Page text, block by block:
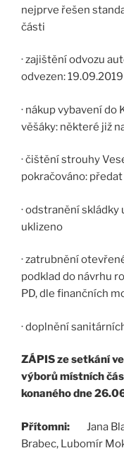
nejprve řešen
části
· zajištění odvozu
odvezen: 19.09.2019
· nákup vybavení do
věšáky: některé již
· čištění strouhy
pokračováno:
· odstranění skládky
uklizeno
· zatrubnění
podklad do návrhu
PD, dle finančních
· doplnění
ZÁPISze setkání
výborů místních
konaného dne
Přítomni: Jana
Brabec, Lubomír